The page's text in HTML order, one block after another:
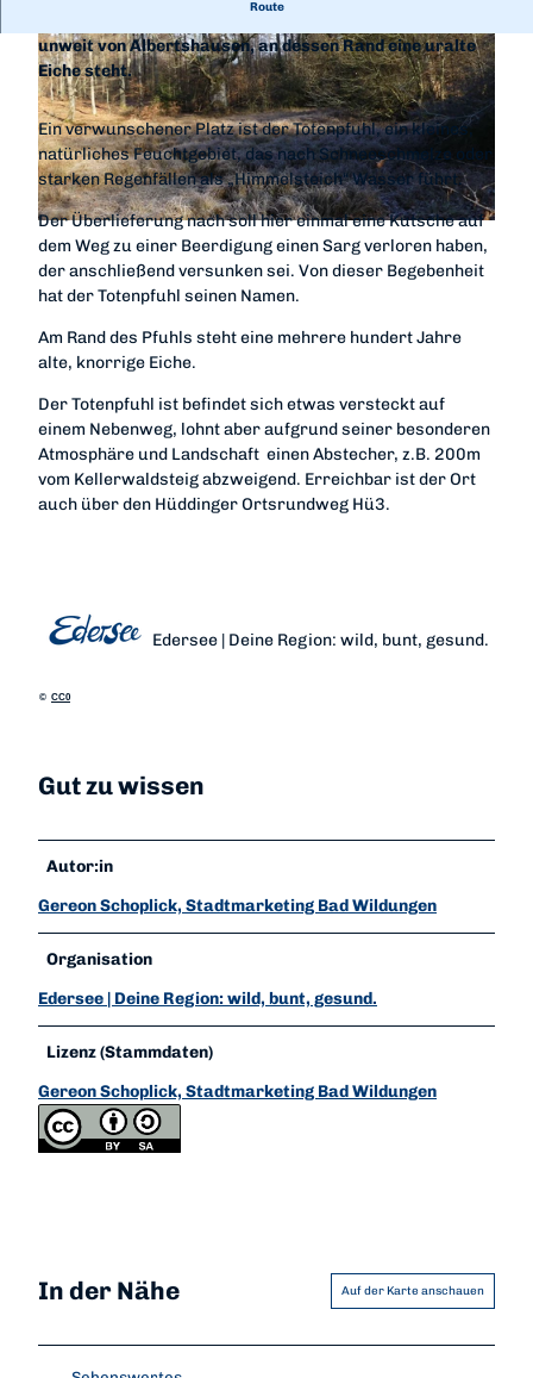
© Gereon Schoplick, Stadtmarketing Bad Wildungen, Edersee | Deine Region: wild, bunt, gesund.
© Gereon Schoplick, Stadtmarketing Bad Wildungen, Edersee | Deine Region: wild, bunt, gesund.
Route
unweit von Albertshausen, an dessen Rand eine uralte
Eiche steht.
Ein verwunschener Platz ist der Totenpfuhl, ein kleines,
natürliches Feuchtgebiet, das nach Schneeschmelze oder
starken Regenfällen als „Himmelsteich“ Wasser führt.
Der Überlieferung nach soll hier einmal eine Kutsche auf
dem Weg zu einer Beerdigung einen Sarg verloren haben,
der anschließend versunken sei. Von dieser Begebenheit
hat der Totenpfuhl seinen Namen.
Am Rand des Pfuhls steht eine mehrere hundert Jahre
alte, knorrige Eiche.
Der Totenpfuhl ist befindet sich etwas versteckt auf
einem Nebenweg, lohnt aber aufgrund seiner besonderen
Atmosphäre und Landschaft einen Abstecher, z.B. 200m
vom Kellerwaldsteig abzweigend. Erreichbar ist der Ort
auch über den Hüddinger Ortsrundweg Hü3.
© CC0
Edersee | Deine Region: wild, bunt, gesund.
Gut zu wissen
Autor:in
Gereon Schoplick, Stadtmarketing Bad Wildungen
Organisation
Edersee | Deine Region: wild, bunt, gesund.
Lizenz (Stammdaten)
Gereon Schoplick, Stadtmarketing Bad Wildungen
In der Nähe Auf der Karte anschauen